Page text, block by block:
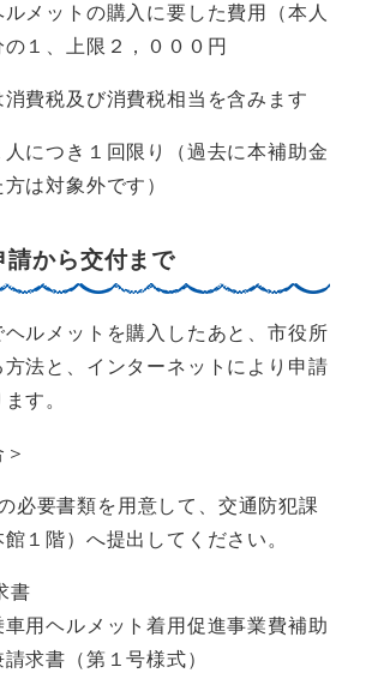
メットの購入に要した費用（本人
１、上限２，０００円
費税及び消費税相当を含みます
につき１回限り（過去に本補助金
は対象外です）
請から交付まで
ルメットを購入したあと、市役所
法と、インターネットにより申請
す。
必要書類を用意して、交通防犯課
１階）へ提出してください。
書
用ヘルメット着用促進事業費補助
求書（第１号様式）